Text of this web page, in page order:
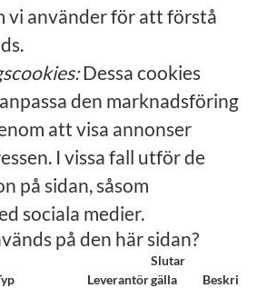
vi använder för att förstå
Dessa cookies
den marknadsföring
att visa annonser
I vissa fall utför de
på sidan, såsom
sociala medier.
på den här sidan?
Leverantör
Slutar
gälla